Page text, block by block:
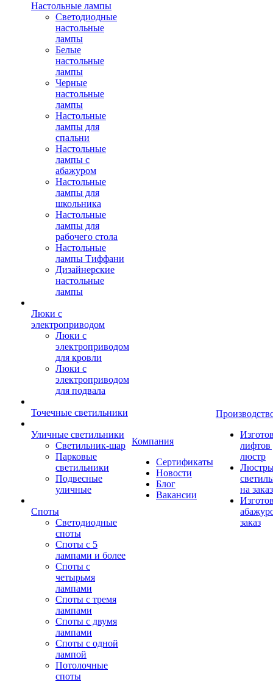
Настольные лампы
Светодиодные
настольные
лампы
Белые
настольные
лампы
Черные
настольные
лампы
Настольные
лампы для
спальни
Настольные
лампы с
абажуром
Настольные
лампы для
школьника
Настольные
лампы для
рабочего стола
Настольные
лампы Тиффани
Дизайнерские
настольные
лампы
Люки с
электроприводом
Люки с
электроприводом
для кровли
Люки с
электроприводом
для подвала
Точечные светильники
Уличные светильники
Светильник-шар
Парковые
светильники
Подвесные
уличные
Споты
Светодиодные
споты
Споты с 5
лампами и более
Споты с
четырьмя
лампами
Споты с тремя
лампами
Споты с двумя
лампами
Споты с одной
лампой
Потолочные
споты
Компания
Сертификаты
Новости
Блог
Вакансии
лифтов
люстр
на заказ
заказ